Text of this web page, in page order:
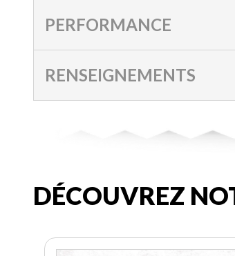
PERFORMANCE
RENSEIGNEMENTS
DÉCOUVREZ